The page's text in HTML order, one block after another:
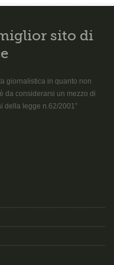
sito di
giornalistica in quanto non
da considerarsi un mezzo di
della legge n.62/2001”